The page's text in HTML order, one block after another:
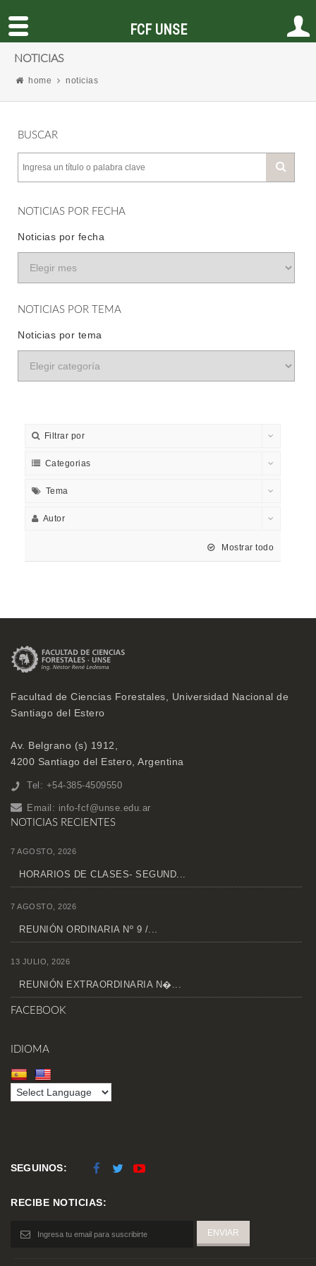
NOTICIAS
home noticias
BUSCAR
NOTICIAS POR FECHA
Noticias por fecha
NOTICIAS POR TEMA
Noticias por tema
Filtrar por
Categorias
Tema
Autor
Mostrar todo
Facultad de Ciencias Forestales, Universidad Nacional de
Santiago del Estero
Av. Belgrano (s) 1912,
4200 Santiago del Estero, Argentina
Tel: +54-385-4509550
Email: info-fcf@unse.edu.ar
NOTICIAS RECIENTES
7 AGOSTO, 2026
HORARIOS DE CLASES- SEGUND...
7 AGOSTO, 2026
REUNIÓN ORDINARIA Nº 9 /...
13 JULIO, 2026
REUNIÓN EXTRAORDINARIA N�...
FACEBOOK
IDIOMA
SEGUINOS:
RECIBE NOTICIAS:
FCF UNSE